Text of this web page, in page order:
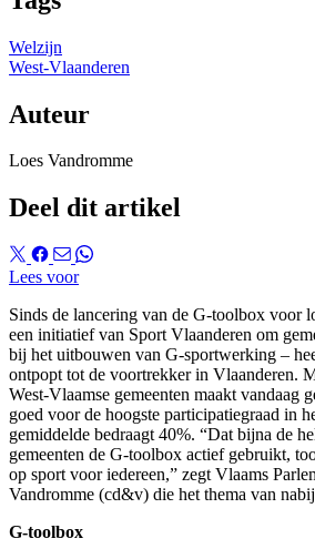
Welzijn
West-Vlaanderen
Auteur
Loes Vandromme
Deel dit artikel
Lees voor
Sinds de lancering van de G-toolbox voor
een initiatief van Sport Vlaanderen om
bij het uitbouwen van G-sportwerking –
ontpopt tot de voortrekker in Vlaanderen.
West-Vlaamse gemeenten maakt vandaag
goed voor de hoogste participatiegraad in
gemiddelde bedraagt 40%. “Dat bijna de
gemeenten de G-toolbox actief gebruikt,
op sport voor iedereen,” zegt Vlaams
Vandromme (cd&v) die het thema van
G-toolbox